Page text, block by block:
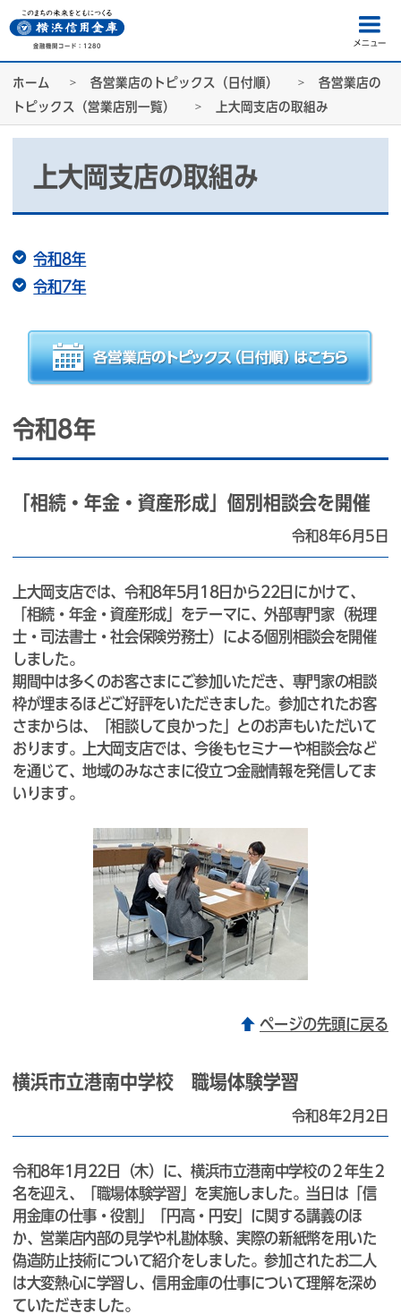
金融機関コード：1280
ホーム 各営業店のトピックス（日付順）
各営業店の
トピックス（営業店別一覧）
上大岡支店の取組み
上大岡支店の取組み
令和8年
令和7年
令和8年
「相続・年金・資産形成」個別相談会を開催
令和8年6月5日
上大岡支店では、令和8年5月18日から22日にかけて、
「相続・年金・資産形成」をテーマに、外部専門家（税理
士・司法書士・社会保険労務士）による個別相談会を開催
しました。
期間中は多くのお客さまにご参加いただき、専門家の相談
枠が埋まるほどご好評をいただきました。参加されたお客
さまからは、「相談して良かった」とのお声もいただいて
おります。上大岡支店では、今後もセミナーや相談会など
を通じて、地域のみなさまに役立つ金融情報を発信してま
いります。
ページの先頭に戻る
横浜市立港南中学校 職場体験学習
令和8年2月2日
令和8年1月22日（木）に、横浜市立港南中学校の２年生２
名を迎え、「職場体験学習」を実施しました。当日は「信
用金庫の仕事・役割」「円高・円安」に関する講義のほ
か、営業店内部の見学や札勘体験、実際の新紙幣を用いた
偽造防止技術について紹介をしました。参加されたお二人
は大変熱心に学習し、信用金庫の仕事について理解を深め
ていただきました。